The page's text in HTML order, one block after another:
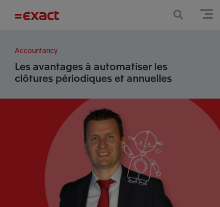
Accountancy
Les avantages à automatiser les
clôtures périodiques et annuelles